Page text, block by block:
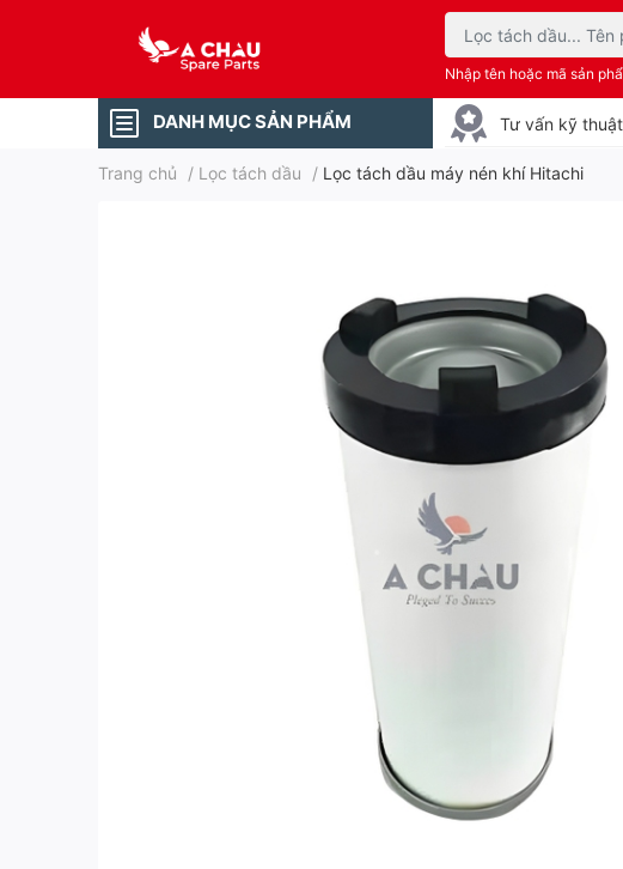
Nhập tên hoặc mã sản
DANH MỤC SẢN PHẨM Tư vấn kỹ thuật
Trang chủ / Lọc tách dầu / Lọc tách dầu máy nén khí Hitachi